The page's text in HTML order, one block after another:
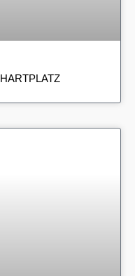
HARTPLATZ